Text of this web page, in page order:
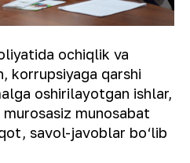
ochiqlik va
korrupsiyaga qarshi
oshirilayotgan ishlar,
munosabat
savol-javoblar bo‘lib